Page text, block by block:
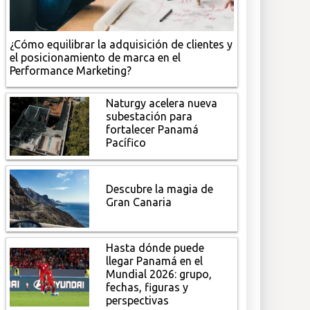
¿Cómo equilibrar la adquisición de clientes y
el posicionamiento de marca en el
Performance Marketing?
Naturgy acelera nueva
subestación para
fortalecer Panamá
Pacífico
Descubre la magia de
Gran Canaria
Hasta dónde puede
llegar Panamá en el
Mundial 2026: grupo,
fechas, figuras y
perspectivas